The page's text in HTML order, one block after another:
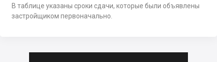
В таблице указаны сроки сдачи, которые были объявлены
застройщиком первоначально.